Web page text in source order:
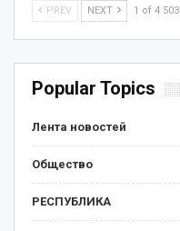
PREV NEXT 1 of 4 503
Popular Topics
Лента новостей
Общество
РЕСПУБЛИКА